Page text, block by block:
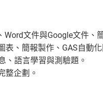
文件與Google文件、
、簡報製作、GAS自動化
、語言學習與測驗題。
整企劃。